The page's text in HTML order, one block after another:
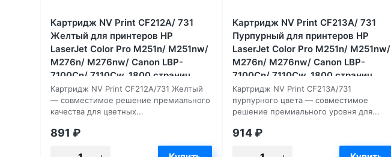
Картридж NV Print CF212A/ 731
Желтый для принтеров HP
LaserJet Color Pro M251n/ M251nw/
M276n/ M276nw/ Canon LBP-
7100Cn/ 7110Cw, 1800 страниц
Картридж NV Print CF212A/731 Желтый
— совместимое решение премиального
качества для цветных...
891 ₽
Картридж NV Print CF213A/ 731
Пурпурный для принтеров HP
LaserJet Color Pro M251n/ M251nw/
M276n/ M276nw/ Canon LBP-
7100Cn/ 7110Cw, 1800 страниц
Картридж NV Print CF213A/731
пурпурного цвета — совместимое
решение премиального уровня для...
914₽